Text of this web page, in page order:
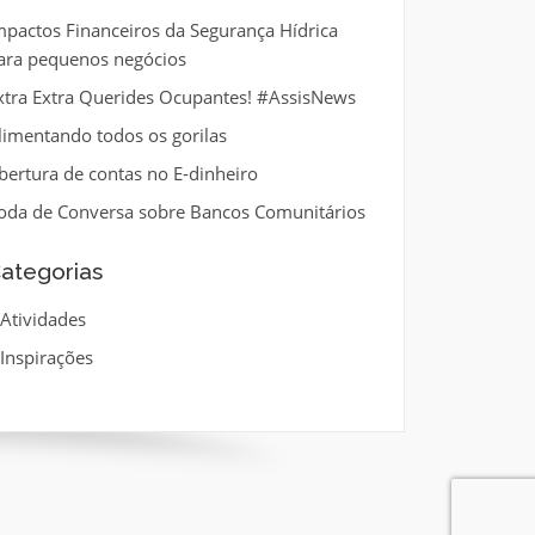
Financeiros da Segurança Hídrica
pequenos negócios
Extra Querides Ocupantes! #AssisNews
todos os gorilas
de contas no E-dinheiro
de Conversa sobre Bancos Comunitários
Atividades
Inspirações